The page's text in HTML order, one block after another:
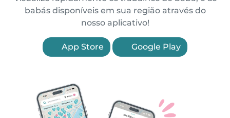
babás disponíveis em sua região através do
nosso aplicativo!
App Store Google Play